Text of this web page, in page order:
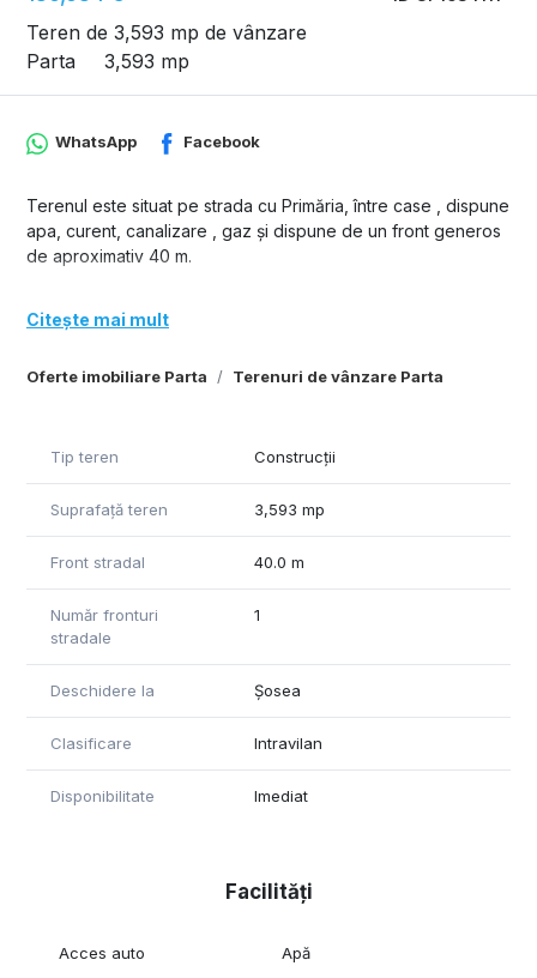
Teren de 3,593 mp de vânzare
Parta
3,593 mp
Oferte imobiliare Parta Terenuri de vânzare Parta
WhatsApp Facebook
Terenul este situat pe strada cu Primăria, între case , dispune
apa, curent, canalizare , gaz și dispune de un front generos
de aproximativ 40 m.
Citește mai mult
Tip teren Construcții
Suprafață teren 3,593 mp
Front stradal 40.0 m
Număr fronturi
stradale
1
Deschidere la Șosea
Clasificare Intravilan
Disponibilitate Imediat
Facilități
Acces auto Apă